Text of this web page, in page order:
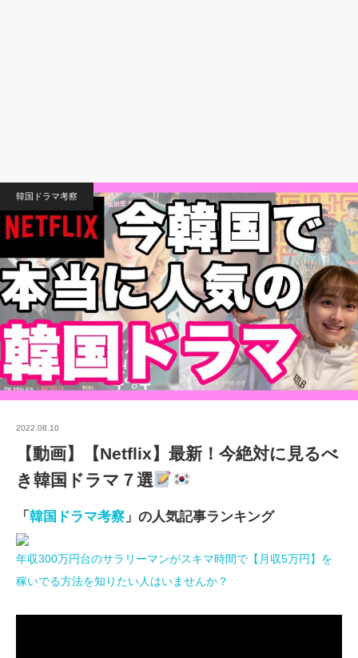
韓国ドラマ考察
2022.08.10
【動画】【Netflix】最新！今絶対に見るべ
き韓国ドラマ７選
「 韓国ドラマ考察 」の人気記事ランキング
年収300万円台のサラリーマンがスキマ時間で【月収5万円】を
稼いでる方法を知りたい人はいませんか？